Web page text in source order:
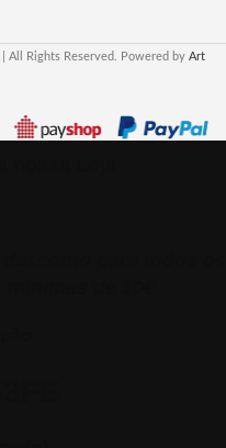
All Rights Reserved. Powered by Art